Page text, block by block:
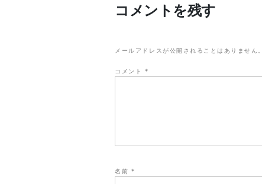
コメントを残す
メールアドレスが公開されることはありません。
コメント *
名前 *